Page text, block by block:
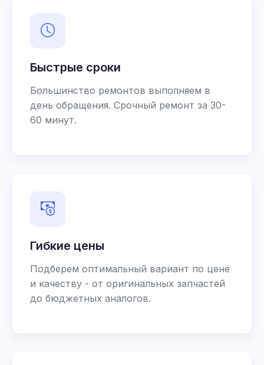
Быстрые сроки
Большинство ремонтов выполняем в
день обращения. Срочный ремонт за 30-
60 минут.
Гибкие цены
Подберем оптимальный вариант по цене
и качеству - от оригинальных запчастей
до бюджетных аналогов.